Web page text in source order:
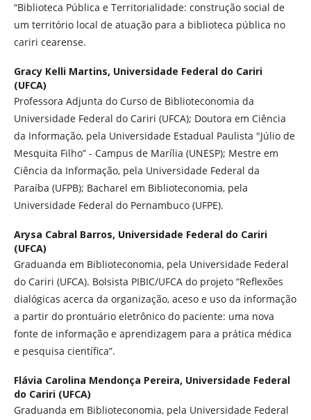
“Biblioteca Pública e Territorialidade: construção social de
um território local de atuação para a biblioteca pública no
cariri cearense.
Gracy Kelli Martins, Universidade Federal do Cariri
(UFCA)
Professora Adjunta do Curso de Biblioteconomia da
Universidade Federal do Cariri (UFCA); Doutora em Ciência
da Informação, pela Universidade Estadual Paulista "Júlio de
Mesquita Filho” - Campus de Marília (UNESP); Mestre em
Ciência da Informação, pela Universidade Federal da
Paraíba (UFPB); Bacharel em Biblioteconomia, pela
Universidade Federal do Pernambuco (UFPE).
Arysa Cabral Barros, Universidade Federal do Cariri
(UFCA)
Graduanda em Biblioteconomia, pela Universidade Federal
do Cariri (UFCA). Bolsista PIBIC/UFCA do projeto “Reflexões
dialógicas acerca da organização, aceso e uso da informação
a partir do prontuário eletrônico do paciente: uma nova
fonte de informação e aprendizagem para a prática médica
e pesquisa científica”.
Flávia Carolina Mendonça Pereira, Universidade Federal
do Cariri (UFCA)
Graduanda em Biblioteconomia, pela Universidade Federal